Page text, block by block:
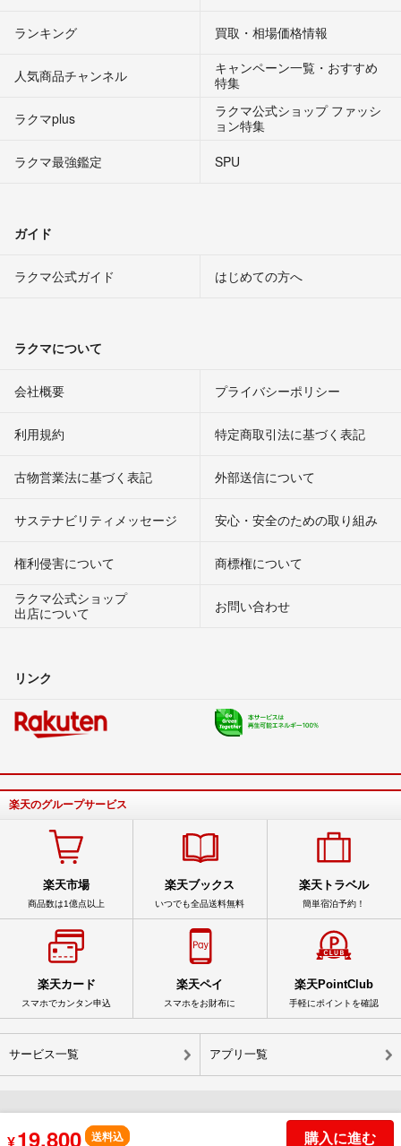
19,800 送料込 購入に進む
ランキング 買取・相場価格情報
人気商品チャンネル
キャンペーン一覧・おすすめ
特集
ラクマplus
ラクマ公式ショップ ファッシ
ョン特集
ラクマ最強鑑定
SPU
ガイド
ラクマ公式ガイド はじめての方へ
ラクマについて
会社概要 プライバシーポリシー
利用規約 特定商取引法に基づく表記
古物営業法に基づく表記 外部送信について
サステナビリティメッセージ 安心・安全のための取り組み
権利侵害について
商標権について
ラクマ公式ショップ
出店について
お問い合わせ
リンク
楽天のグループサービス
楽天市場
商品数は1億点以上
楽天ブックス
いつでも全品送料無料
楽天トラベル
簡単宿泊予約！
楽天カード
スマホでカンタン申込
楽天ペイ
スマホをお財布に
楽天PointClub
手軽にポイントを確認
サービス一覧 アプリ一覧